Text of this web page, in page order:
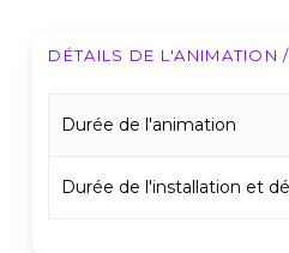
DÉTAILS DE L'ANIMATION /
Durée de l'animation
Durée de l'installation et